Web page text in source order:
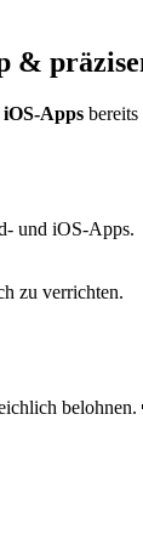
Apps
und iOS-Apps.
zu verrichten.
belohnen.